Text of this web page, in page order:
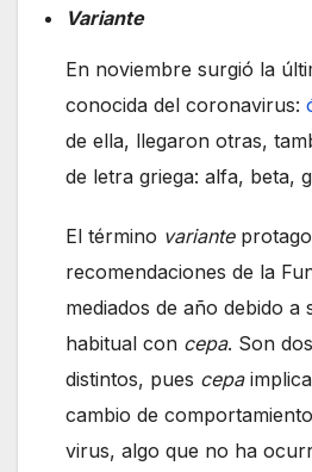
Variante
En noviembre surgió la
conocida del coronavirus:
de ella, llegaron otras,
de letra griega: alfa, beta,
El término variante
recomendaciones de la
mediados de año debido a
habitual con cepa. Son
distintos, pues cepa
cambio de
virus, algo que no ha